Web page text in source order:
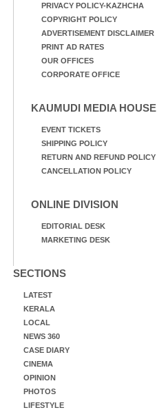
PRIVACY POLICY-KAZHCHA
COPYRIGHT POLICY
ADVERTISEMENT DISCLAIMER
PRINT AD RATES
OUR OFFICES
CORPORATE OFFICE
KAUMUDI MEDIA HOUSE
EVENT TICKETS
SHIPPING POLICY
RETURN AND REFUND POLICY
CANCELLATION POLICY
ONLINE DIVISION
EDITORIAL DESK
MARKETING DESK
SECTIONS
LATEST
KERALA
LOCAL
NEWS 360
CASE DIARY
CINEMA
OPINION
PHOTOS
LIFESTYLE